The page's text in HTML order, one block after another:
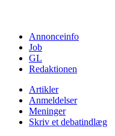
Annonceinfo
Job
GL
Redaktionen
Artikler
Anmeldelser
Meninger
Skriv et debatindlæg